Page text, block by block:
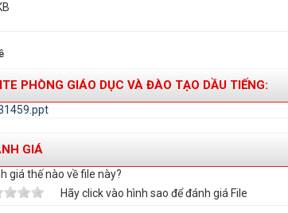
PHÒNG GIÁO DỤC VÀ ĐÀO TẠO DẦU TIẾNG:
GIÁ
giá thế nào về file này?
Hãy click vào hình sao để đánh giá File